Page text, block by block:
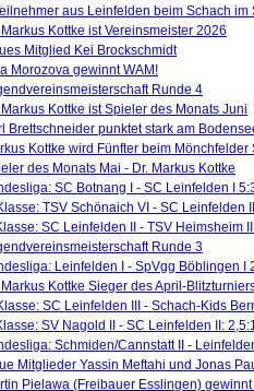
aus Leinfelden beim Schach
Markus Kottke ist Vereinsmeister 2026
Mitglied Kei Brockschmidt
Morozova gewinnt WAM!
Runde 4
Markus Kottke ist Spieler des Monats Juni
Brettschneider punktet stark am
Kottke wird Fünfter beim
des Monats Mai - Dr. Markus Kottke
SC Botnang I - SC Leinfelden I
TSV Schönaich VI - SC Leinfelden
SC Leinfelden II - TSV Heimsheim
Runde 3
Leinfelden I - SpVgg Böblingen I
Markus Kottke Sieger des April-
SC Leinfelden III - Schach-Kids
SV Nagold II - SC Leinfelden II:
Schmiden/Cannstatt II -
Mitglieder Yassin Meftahi und Jonas
Pielawa (Freibauer Esslingen)